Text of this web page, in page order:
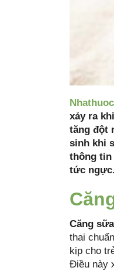
xảy ra
tăng đột
sinh khi
thông tin
tức ngực.
Căng
thai
kịp cho
Điều này